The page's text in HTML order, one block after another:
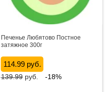
Печенье Любятово Постное
затяжное 300г
114.99 руб.
139.99руб. -18%